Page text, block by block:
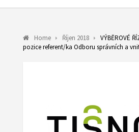
Home Říjen 2018
VÝBĚROVÉ
pozice referent/ka Odboru správních a